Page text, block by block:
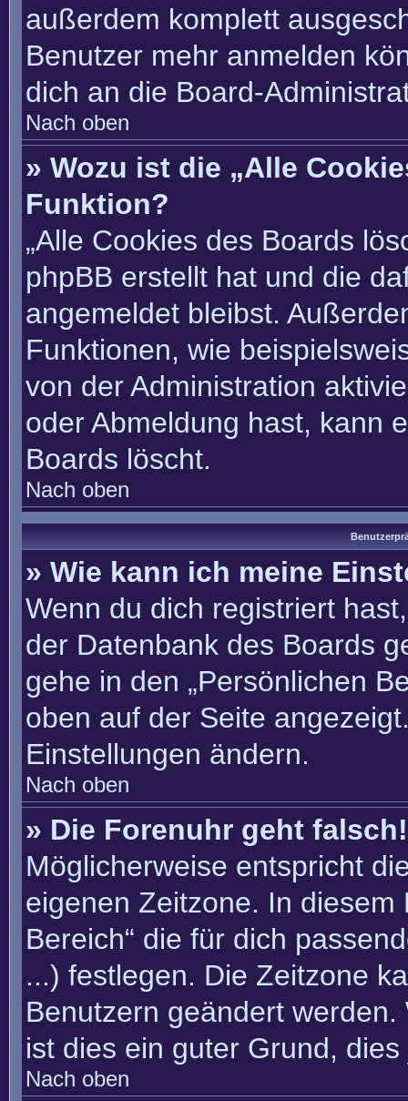
außerdem komplett
Benutzer mehr anmelden
dich an die Board-
Nach oben
» Wozu ist die „Alle
Funktion?
„Alle Cookies des Boards
phpBB erstellt hat und die
angemeldet bleibst.
Funktionen, wie
von der Administration
oder Abmeldung hast, kann
Boards löscht.
Nach oben
» Wie kann ich meine
Wenn du dich registriert
der Datenbank des Boards
gehe in den „Persönlichen
oben auf der Seite
Einstellungen ändern.
Nach oben
» Die Forenuhr geht falsch!
Möglicherweise entspricht
eigenen Zeitzone. In diesem
Bereich“ die für dich
...) festlegen. Die Zeitzone
Benutzern geändert
ist dies ein guter Grund,
Nach oben